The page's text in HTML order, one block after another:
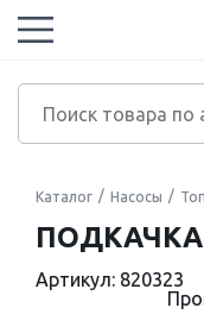
Каталог Насосы
ПОДКАЧКА
Артикул: 820323